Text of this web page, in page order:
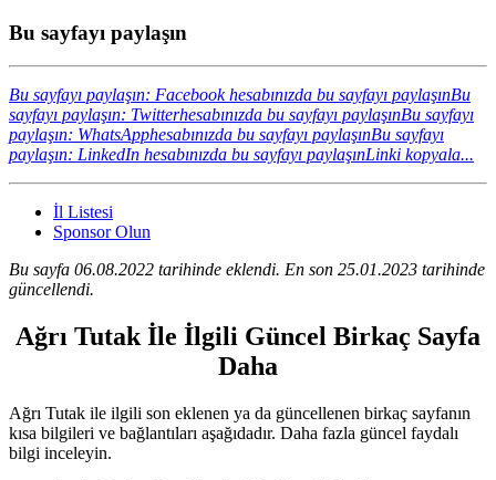
Bu sayfayı paylaşın
Bu sayfayı paylaşın: Facebook hesabınızda bu sayfayı paylaşınBu
sayfayı paylaşın: Twitterhesabınızda bu sayfayı paylaşınBu sayfayı
paylaşın: WhatsApphesabınızda bu sayfayı paylaşınBu sayfayı
paylaşın: LinkedIn hesabınızda bu sayfayı paylaşınLinki kopyala...
İl Listesi
Sponsor Olun
Bu sayfa 06.08.2022 tarihinde eklendi. En son 25.01.2023 tarihinde
güncellendi.
Ağrı Tutak İle İlgili Güncel Birkaç Sayfa
Daha
Ağrı Tutak ile ilgili son eklenen ya da güncellenen birkaç sayfanın
kısa bilgileri ve bağlantıları aşağıdadır. Daha fazla güncel faydalı
bilgi inceleyin.